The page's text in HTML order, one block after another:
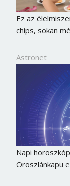
Ez az
chips, sokan
Astronet
Napi
Oroszlánkapu